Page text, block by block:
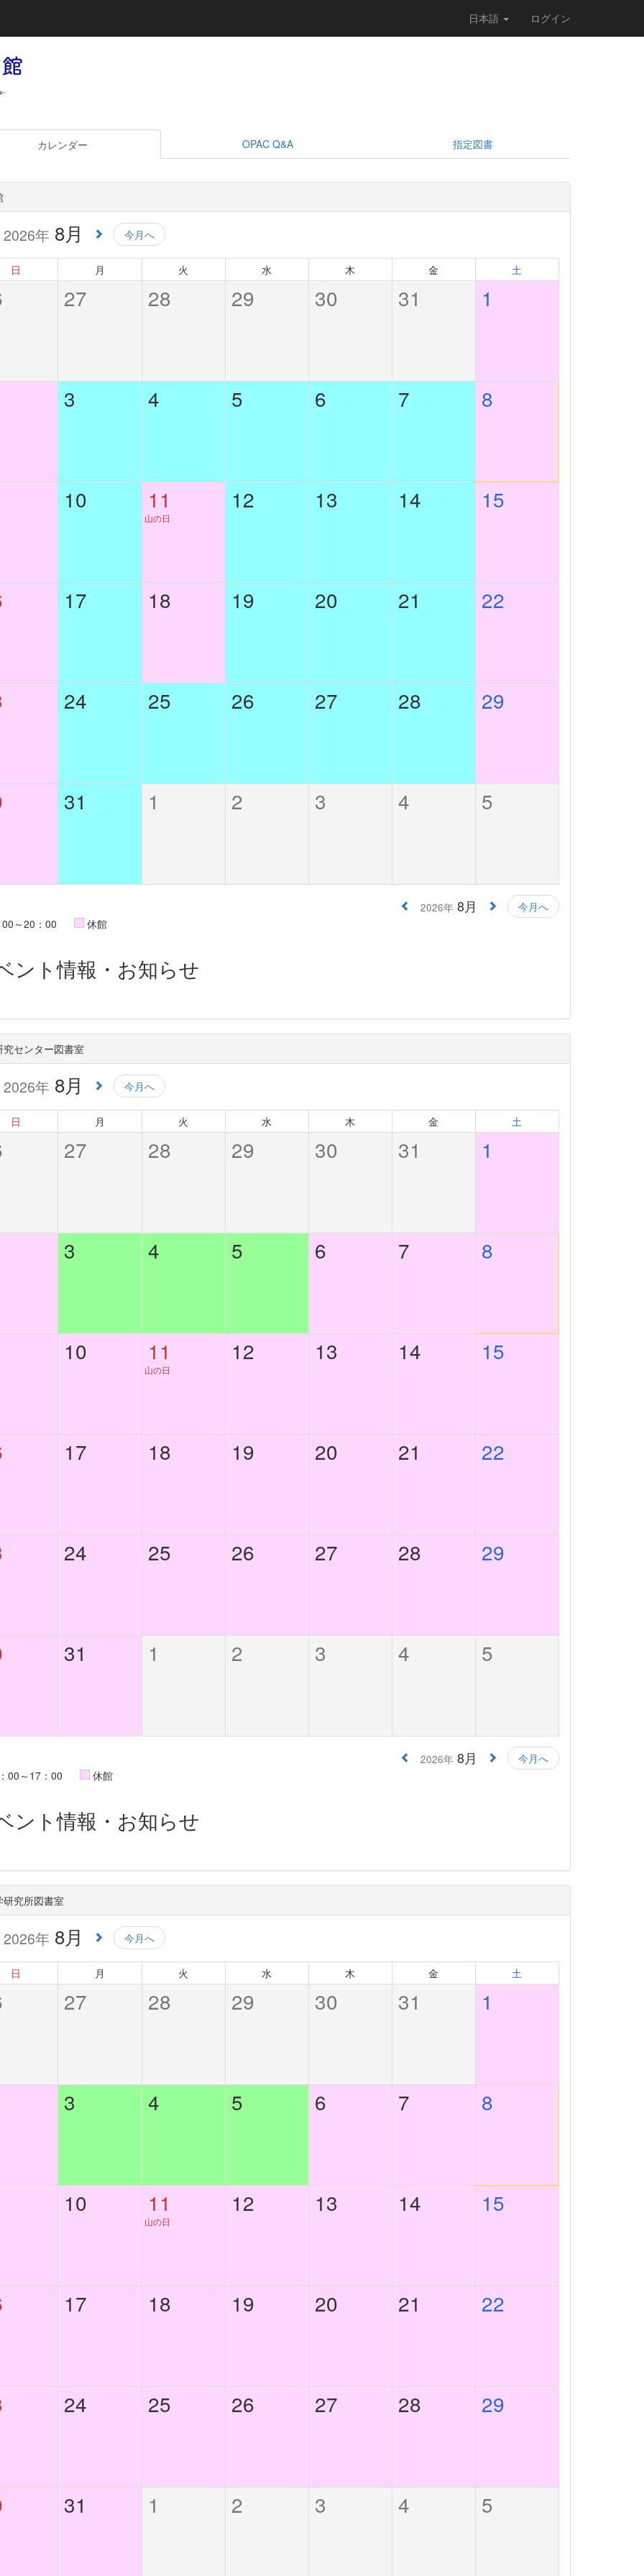
日本語 ログイン
カレンダー OPAC Q&A 指定図書
2026年 8月 今月へ
日 月 火 水 木 金 土
27 28 29 30 31 1
3 4 5 6 7 8
10 11
山の日
12 13 14 15
17 18 19 20 21 22
24 25 26 27 28 29
31 1 2 3 4 5
2026年 8月
今月へ
～20：00
休館
ント情報・お知らせ
究センター図書室
2026年 8月 今月へ
日 月 火 水 木 金 土
27 28 29 30 31 1
3 4 5 6 7 8
10 11
山の日
12 13 14 15
17 18 19 20 21 22
24 25 26 27 28 29
31 1 2 3 4 5
2026年 8月
今月へ
00～17：00
休館
ント情報・お知らせ
研究所図書室
2026年 8月 今月へ
日 月 火 水 木 金 土
27 28 29 30 31 1
3 4 5 6 7 8
10 11
山の日
12 13 14 15
17 18 19 20 21 22
24 25 26 27 28 29
31 1 2 3 4 5